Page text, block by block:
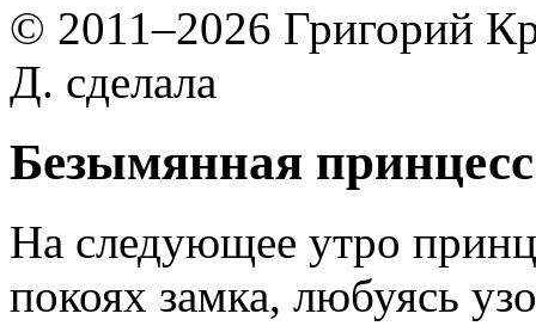
© 2011–2026 Григорий
Д. сделала
Безымянная
На следующее утро
покоях замка, любуясь